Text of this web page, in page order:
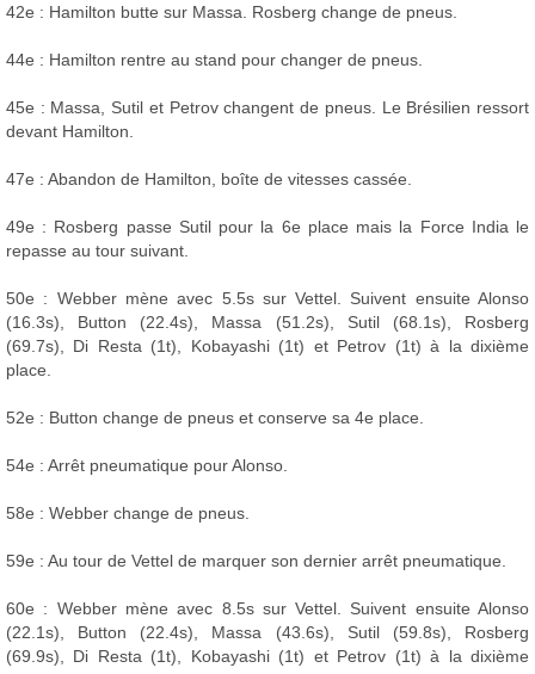
42e : Hamilton butte sur Massa. Rosberg change de pneus.
44e : Hamilton rentre au stand pour changer de pneus.
45e : Massa, Sutil et Petrov changent de pneus. Le Brésilien ressort
devant Hamilton.
47e : Abandon de Hamilton, boîte de vitesses cassée.
49e : Rosberg passe Sutil pour la 6e place mais la Force India le
repasse au tour suivant.
50e : Webber mène avec 5.5s sur Vettel. Suivent ensuite Alonso
(16.3s), Button (22.4s), Massa (51.2s), Sutil (68.1s), Rosberg
(69.7s), Di Resta (1t), Kobayashi (1t) et Petrov (1t) à la dixième
place.
52e : Button change de pneus et conserve sa 4e place.
54e : Arrêt pneumatique pour Alonso.
58e : Webber change de pneus.
59e : Au tour de Vettel de marquer son dernier arrêt pneumatique.
60e : Webber mène avec 8.5s sur Vettel. Suivent ensuite Alonso
(22.1s), Button (22.4s), Massa (43.6s), Sutil (59.8s), Rosberg
(69.9s), Di Resta (1t), Kobayashi (1t) et Petrov (1t) à la dixième